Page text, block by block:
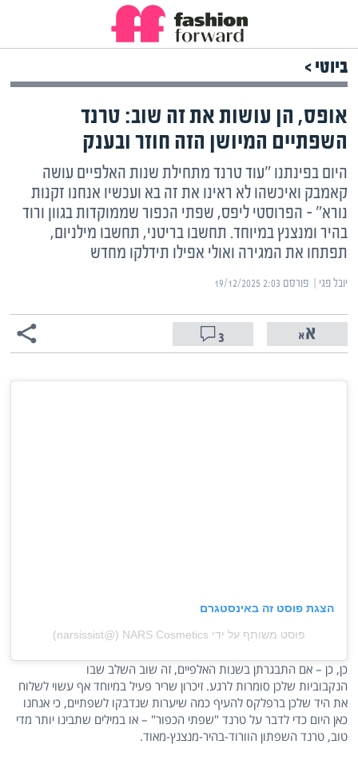
ביוטי >
אופס, הן עושות את זה שוב: טרנד
השפתיים המיושן הזה חוזר ובענק
היום בפינתנו "עוד טרנד מתחילת שנות האלפיים עושה
קאמבק ואיכשהו לא ראינו את זה בא ועכשיו אנחנו זקנות
נורא" – הפרוסטי ליפס, שפתי הכפור שממוקדות בגוון ורוד
בהיר ומנצנץ במיוחד. תחשבו בריטני, תחשבו מילניום,
תפתחו את המגירה ואולי אפילו תידלקו מחדש
יובל פגי | ‏פורסם ‎19/12/2025 2:03
3
הצגת פוסט זה באינסטגרם
פוסט משותף על ידי ‏‎NARS Cosmetics‎‏ (@‏‎narsissist‎‏)
כן, כן – אם התבגרתן בשנות האלפיים, זה שוב השלב שבו
הנקבוביות שלכן סומרות לרגע. זיכרון שריר פעיל במיוחד אף עשוי לשלוח
את היד שלכן ברפלקס להעיף כמה שיערות שנדבקו לשפתיים, כי אנחנו
כאן היום כדי לדבר על טרנד "שפתי הכפור" – או במילים שתבינו יותר מדי
טוב, טרנד השפתון הוורוד-בהיר-מנצנץ-מאוד.